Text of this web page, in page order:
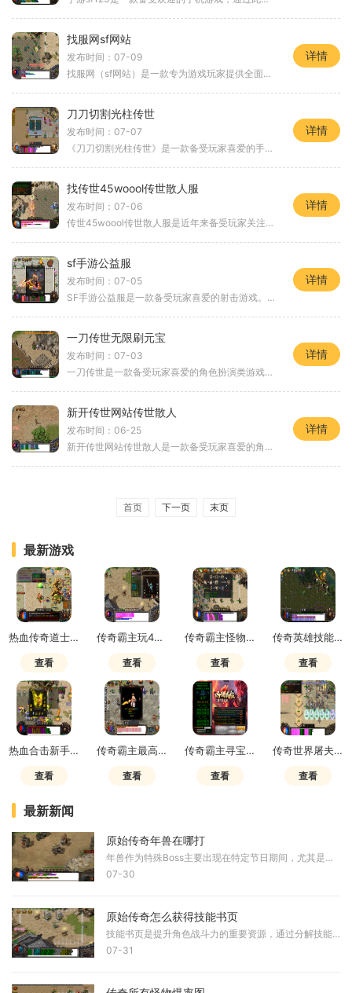
找服网sf网站
发布时间：07-09
找服网（sf网站）是一款专为游戏玩家提供全面游戏信息的在线平台。无论是热门大作还是小众游戏，找服网都能为玩家提供最新、最全的资讯和服务。本文将为大家详细介绍找服网的功
详情
刀刀切割光柱传世
发布时间：07-07
《刀刀切割光柱传世》是一款备受玩家喜爱的手机游戏，它将玩家带入一个神秘的武侠世界，让玩家体验到无尽的刀剑战斗乐趣。这款游戏以其独特的玩法和精美的界面而备受瞩目。在
详情
找传世45woool传世散人服
发布时间：07-06
传世45woool传世散人服是近年来备受玩家关注的一款传世私服游戏。这款游戏由传奇世界原班人马打造，以其精美的画面和独特的玩法而备受好评。我们将重点介绍传世45woool传世散人服的
详情
sf手游公益服
发布时间：07-05
SF手游公益服是一款备受玩家喜爱的射击游戏。游戏提供了丰富多样的玩法和刺激的战斗体验，同时以公益的形式提供给玩家，让每个人都能享受到高品质的游戏乐趣。SF手游公益服有着
详情
一刀传世无限刷元宝
发布时间：07-03
一刀传世是一款备受玩家喜爱的角色扮演类游戏，其独特的玩法以及精美的画面设计使得它成为了无数玩家的首选。而在这个游戏中，有一个神奇的元宝系统，可以无限刷取元宝，让玩
详情
新开传世网站传世散人
发布时间：06-25
新开传世网站传世散人是一款备受玩家喜爱的角色扮演游戏。在这个游戏中，玩家将扮演一位散人角色，探索广阔的游戏世界，进行各种冒险任务，与其他玩家互动交流。传世散人采用
详情
首页 下一页 末页
最新游戏
热血传奇道士带什么装备技能好
查看
传奇霸主玩400天心得
查看
传奇霸主怪物等级划分
查看
传奇英雄技能多少级学
查看
热血合击新手攻略
查看
传奇霸主最高几转
查看
传奇霸主寻宝任务攻略图文
查看
传奇世界屠夫去哪里了
查看
最新新闻
原始传奇年兽在哪打
年兽作为特殊Boss主要出现在特定节日期间，尤其是春节附近。玩家可以在游戏主城及周边副本区域寻找年兽的身影，其中主城东南角和北方试炼之地是较为常见的出现地点。年兽的刷新
07-30
原始传奇怎么获得技能书页
技能书页是提升角色战斗力的重要资源，通过分解技能书可以获得技能书页。尸王争夺战是获取技能书的常规方式，玩家可以在特定时间参与这项日常活动，击败尸王后有机会获得各类
07-31